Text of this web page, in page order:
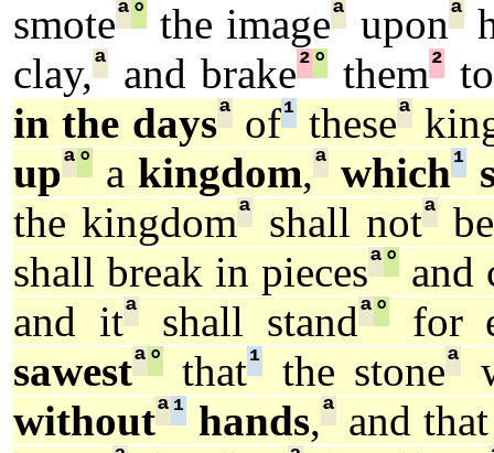
smoteª° the imageª uponª
clay,ª and brake²° them²
in the daysª of¹theseª
upª° a kingdom,ª which¹
the kingdomª shall notª
shall break in piecesª° and
and itª shall standª°for
sawestª° that¹ the stoneª
withoutª¹ hands,ª and